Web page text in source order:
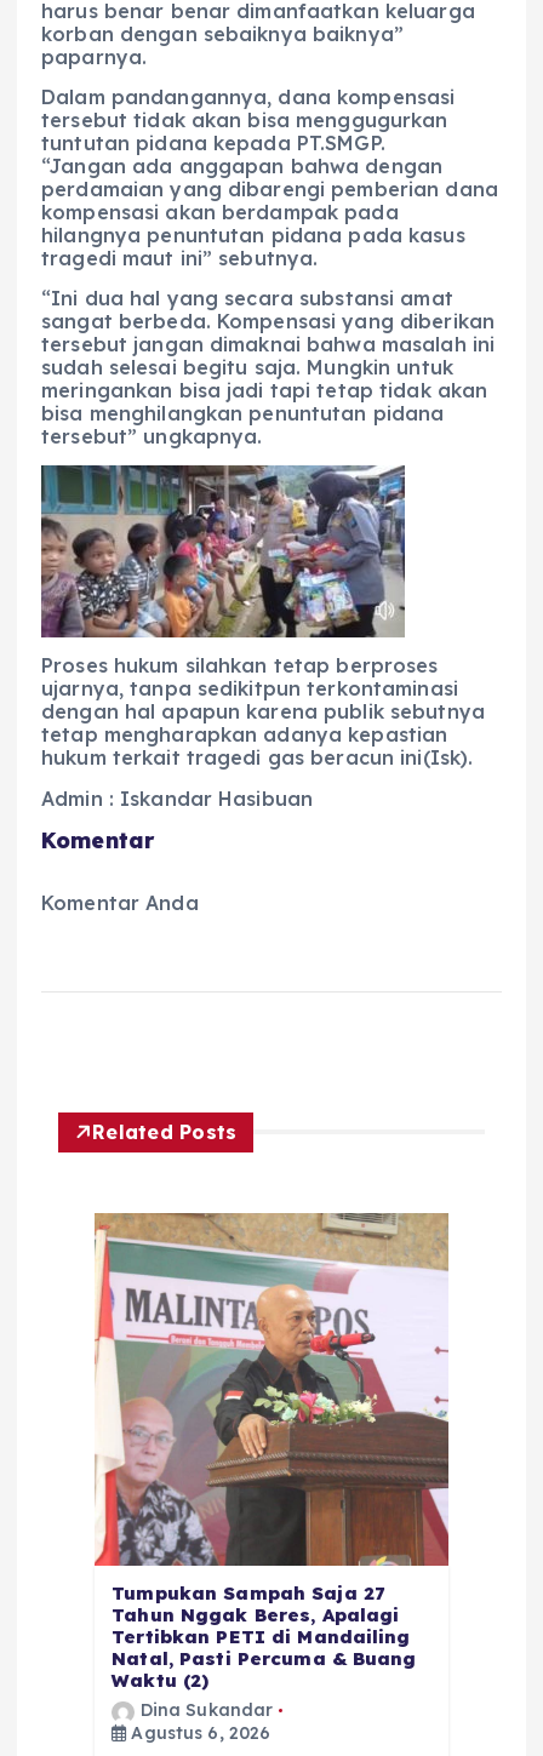
harus benar benar dimanfaatkan keluarga
korban dengan sebaiknya baiknya”
paparnya.
Dalam pandangannya, dana kompensasi
tersebut tidak akan bisa menggugurkan
tuntutan pidana kepada PT.SMGP.
“Jangan ada anggapan bahwa dengan
perdamaian yang dibarengi pemberian dana
kompensasi akan berdampak pada
hilangnya penuntutan pidana pada kasus
tragedi maut ini” sebutnya.
“Ini dua hal yang secara substansi amat
sangat berbeda. Kompensasi yang diberikan
tersebut jangan dimaknai bahwa masalah ini
sudah selesai begitu saja. Mungkin untuk
meringankan bisa jadi tapi tetap tidak akan
bisa menghilangkan penuntutan pidana
tersebut” ungkapnya.
Proses hukum silahkan tetap berproses
ujarnya, tanpa sedikitpun terkontaminasi
dengan hal apapun karena publik sebutnya
tetap mengharapkan adanya kepastian
hukum terkait tragedi gas beracun ini(Isk).
Admin : Iskandar Hasibuan
Komentar
Komentar Anda
Related Posts
Tumpukan Sampah Saja 27
Tahun Nggak Beres, Apalagi
Tertibkan PETI di Mandailing
Natal, Pasti Percuma & Buang
Waktu (2)
Dina Sukandar
Agustus 6, 2026